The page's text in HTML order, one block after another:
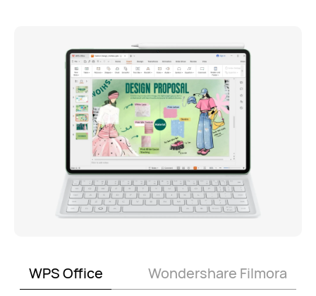
WPS Office Wondershare Filmora